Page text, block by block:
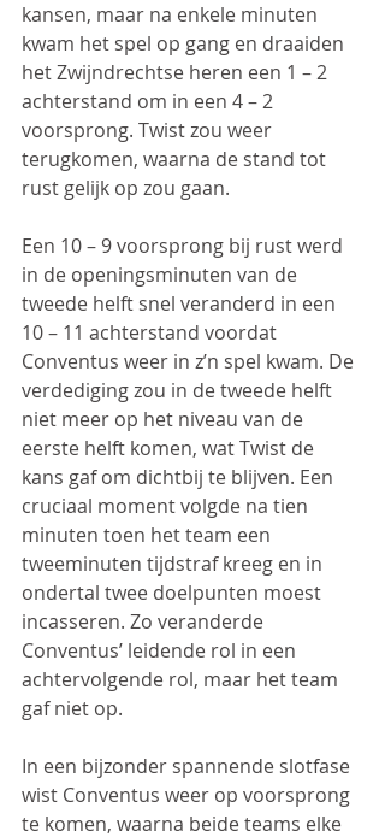
kansen, maar na enkele minuten
kwam het spel op gang en draaiden
het Zwijndrechtse heren een 1 – 2
achterstand om in een 4 – 2
voorsprong. Twist zou weer
terugkomen, waarna de stand tot
rust gelijk op zou gaan.
Een 10 – 9 voorsprong bij rust werd
in de openingsminuten van de
tweede helft snel veranderd in een
10 – 11 achterstand voordat
Conventus weer in z’n spel kwam. De
verdediging zou in de tweede helft
niet meer op het niveau van de
eerste helft komen, wat Twist de
kans gaf om dichtbij te blijven. Een
cruciaal moment volgde na tien
minuten toen het team een
tweeminuten tijdstraf kreeg en in
ondertal twee doelpunten moest
incasseren. Zo veranderde
Conventus’ leidende rol in een
achtervolgende rol, maar het team
gaf niet op.
In een bijzonder spannende slotfase
wist Conventus weer op voorsprong
te komen, waarna beide teams elke